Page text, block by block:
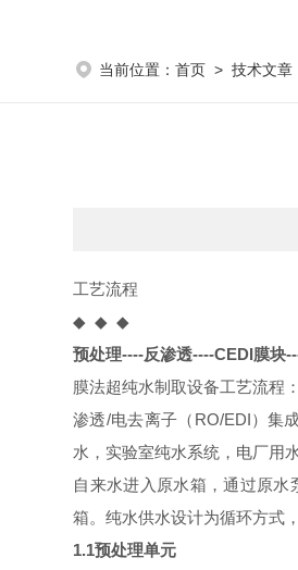
当前位置：首页 >技术文章
工艺流程
◆ ◆ ◆
预处理----反渗透----CEDI膜块
膜法超纯水制取设备工艺流
渗透/电去离子（RO/EDI）集
水，实验室纯水系统，电厂用
自来水进入原水箱，通过原
箱。纯水供水设计为循环方式
1.1预处理单元